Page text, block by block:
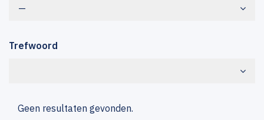
—
Trefwoord
Geen resultaten gevonden.